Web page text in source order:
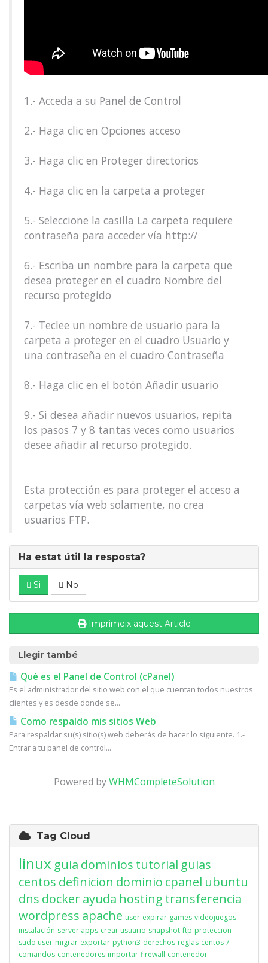
1.- Acceda a su Panel de Control
2.- Haga clic en Opciones acceso
3.- Haga clic en Proteger directorios
4.- Haga clic en la carpeta a proteger
5.- Seleccione la casilla La carpeta requiere
contraseña para acceder vía http://
6.- Escriba un nombre para la carpeta que
desea proteger en el cuadro Nombre del
recurso protegido
7.- Teclee un nombre de usuario para la
carpeta a proteger en el cuadro Usuario y
una contraseña en el cuadro Contraseña
8.- Haga clic en el botón Añadir usuario
9.- Si desea añadir nuevos usuarios, repita
los pasos 7 y 8 tantas veces como usuarios
desee añadir al recurso protegido.
Esta protección es para proteger el acceso a
carpetas vía web solamente, no crea
usuarios FTP.
Ha estat útil la resposta?
Si No
Imprimeix aquest Article
Llegir també
Qué es el Panel de Control (cPanel)
Es el administrador del sitio web con el que cuentan todos nuestros
clientes y es desde donde se...
Como respaldo mis sitios Web
Para respaldar su(s) sitio(s) web deberás de hacer lo siguiente. 1.-
Entrar a tu panel de control...
Powered byWHMCompleteSolution
Tag Cloud
linux guia dominios tutorial guias
centos definicion dominio cpanel ubuntu
dns dockerayuda hosting transferencia
wordpress apache user expirar games videojuegos
instalación server apps crear usuario snapshot ftp proteccion
sudo user migrar exportar python3 derechos reglas centos 7
comandos contenedores importar firewall contenedor